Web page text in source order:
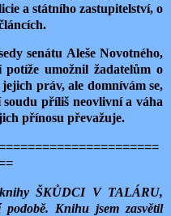
a státního zastupitelství, o
senátu Aleše Novotného,
umožnil žadatelům o
práv, ale domnívám se,
příliš neovlivní a váha
přínosu převažuje.
ŠKŮDCI V TALÁRU,
Knihu jsem zasvětil